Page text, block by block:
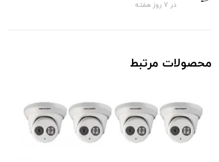
در 7 روز هفته
محصولات مرتبط